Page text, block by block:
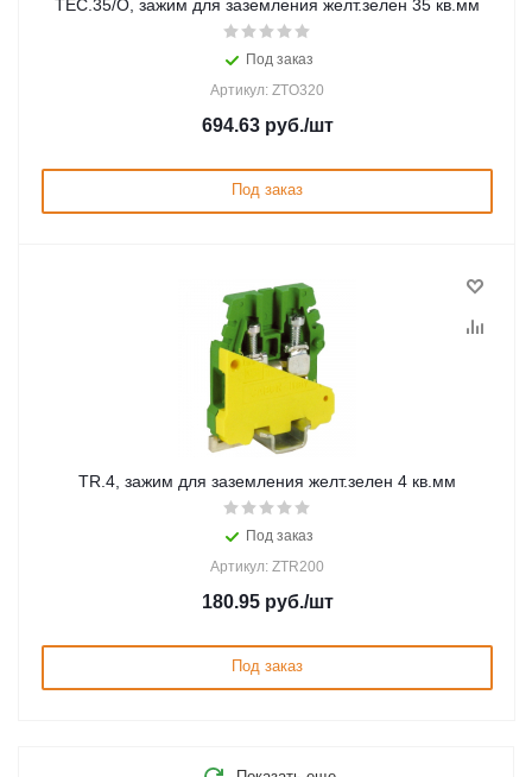
TEC.35/O, зажим для заземления желт.зелен 35 кв.мм
Под заказ
Артикул: ZTO320
694.63руб./шт
Под заказ
TR.4, зажим для заземления желт.зелен 4 кв.мм
Под заказ
Артикул: ZTR200
180.95руб./шт
Под заказ